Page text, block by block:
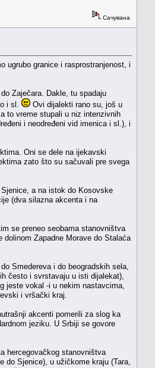
Сачувана
ugrubo granice i rasprostranjenost, i
Zaječara. Dakle, tu spadaju
i sl.
Ovi dijalekti rano su, još u
to vreme stupali u niz intenzivnih
i neodređeni vid imenica i sl.), i
Oni se dele na ijekavski
zato što su sačuvali pre svega
a na istok do Kosovske
(dva silazna akcenta i na
se preneo seobama stanovništva
Zapadne Morave do Stalaća
Smedereva i do beogradskih sela,
često i svrstavaju u isti dijalekat),
jeste vokal -i u nekim nastavcima,
i vršački kraj.
akcenti pomerili za slog ka
jeziku. U Srbiji se govore
hercegovačkog stanovništva
do Sjenice), u užičkome kraju (Tara,